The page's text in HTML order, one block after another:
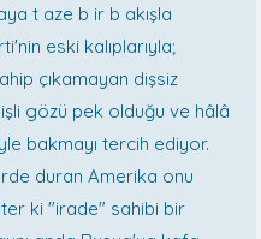
t aze b ir b akışla
eski kalıplarıyla;
çıkamayan dişsiz
gözü pek olduğu ve hâlâ
bakmayı tercih ediyor.
duran Amerika onu
ki "irade" sahibi bir